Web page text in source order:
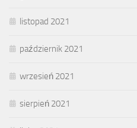
listopad 2021
październik 2021
wrzesień 2021
sierpień 2021